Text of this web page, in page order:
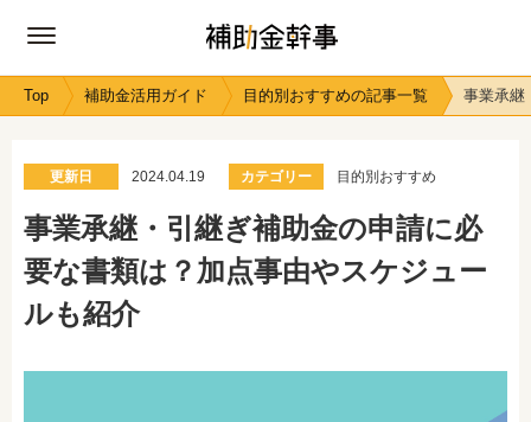
Top 補助金活用ガイド 目的別おすすめの記事一覧 事業承継
更新日 2024.04.19 カテゴリー 目的別おすすめ
事業承継・引継ぎ補助金の申請に必
要な書類は？加点事由やスケジュー
ルも紹介